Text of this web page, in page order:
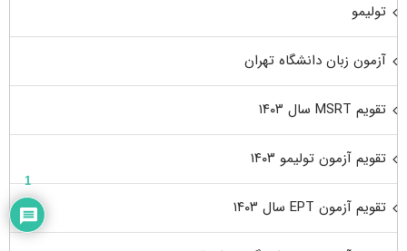
تولیمو
آزمون زبان دانشگاه تهران
تقویم MSRT سال ۱۴۰۳
تقویم آزمون تولیمو ۱۴۰۳
تقویم آزمون EPT سال ۱۴۰۳
1